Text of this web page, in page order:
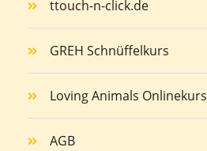
ttouch-n-click.de
GREH Schnüffelkurs
Loving Animals Onlinekurs
AGB